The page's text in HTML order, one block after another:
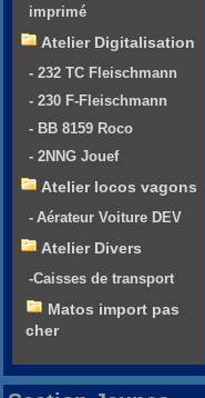
imprimé
Atelier Digitalisation
- 232 TC Fleischmann
- 230 F-Fleischmann
- BB 8159 Roco
- 2NNG Jouef
Atelier locos vagons
- Aérateur Voiture DEV
Atelier Divers
-Caisses de transport
Matos import pas
cher